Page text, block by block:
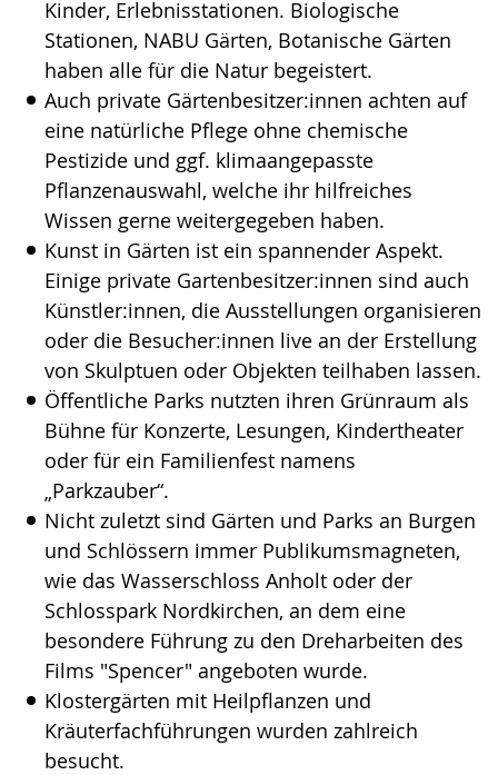
Kinder, Erlebnisstationen. Biologische
Stationen, NABU Gärten, Botanische Gärten
haben alle für die Natur begeistert.
Auch private Gärtenbesitzer:innen achten auf
eine natürliche Pflege ohne chemische
Pestizide und ggf. klimaangepasste
Pflanzenauswahl, welche ihr hilfreiches
Wissen gerne weitergegeben haben.
Kunst in Gärten ist ein spannender Aspekt.
Einige private Gartenbesitzer:innen sind auch
Künstler:innen, die Ausstellungen organisieren
oder die Besucher:innen live an der Erstellung
von Skulptuen oder Objekten teilhaben lassen.
Öffentliche Parks nutzten ihren Grünraum als
Bühne für Konzerte, Lesungen, Kindertheater
oder für ein Familienfest namens
„Parkzauber“.
Nicht zuletzt sind Gärten und Parks an Burgen
und Schlössern immer Publikumsmagneten,
wie das Wasserschloss Anholt oder der
Schlosspark Nordkirchen, an dem eine
besondere Führung zu den Dreharbeiten des
Films "Spencer" angeboten wurde.
Klostergärten mit Heilpflanzen und
Kräuterfachführungen wurden zahlreich
besucht.